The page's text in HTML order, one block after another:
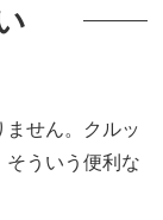
せん。クルッ
そういう便利な